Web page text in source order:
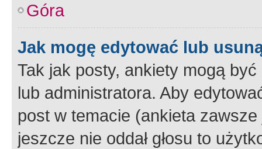
Góra
Jak mogę edytować lub
Tak jak posty, ankiety mogą
lub administratora. Aby
post w temacie (ankieta
jeszcze nie oddał głosu to